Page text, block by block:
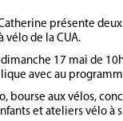
présente
vélo de la CUA.
17 mai de
avec au
bourse aux vélos,
et ateliers vélo à